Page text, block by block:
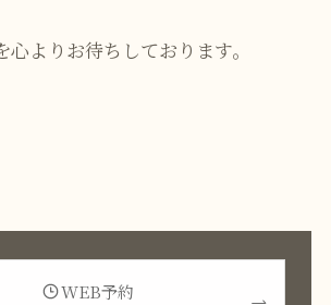
よりお待ちしております。
WEB予約